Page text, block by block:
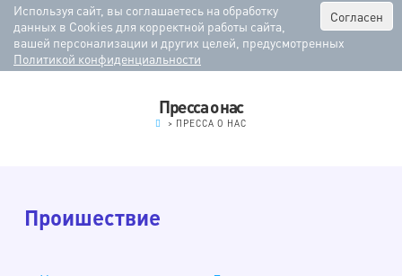
Согласен
Используя сайт, вы соглашаетесь на обработку
данных в Cookies для корректной работы сайта,
вашей персонализации и других целей, предусмотренных
Политикой конфиденциальности
Пресса о нас
> ПРЕССА О НАС
Проишествие